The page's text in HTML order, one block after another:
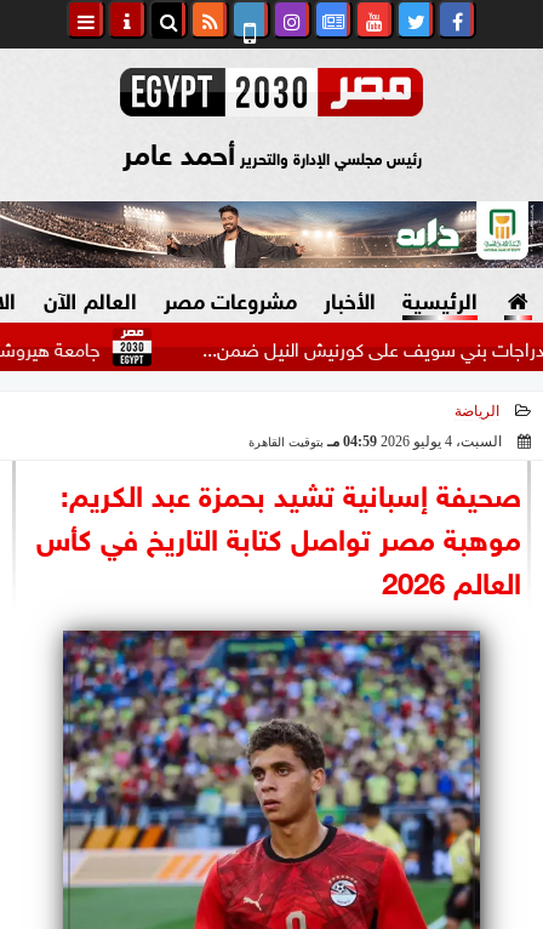
رئيس مجلسي الإدارة والتحرير أحمد عامر
الرئيسية الأخبار
السياسة
الرئاسة
البرلمان
الوزارات
الأحزاب
مشروعات مصر العالم الآن
جامعة هيروشيما تمنح سويف على كورنيش النيل ضمن...
الرياضة
السبت، 4 يوليو 2026
04:59 مـ بتوقيت القاهرة
صحيفة إسبانية تشيد بحمزة عبد الكريم:
موهبة مصر تواصل كتابة التاريخ في كأس
العالم 2026